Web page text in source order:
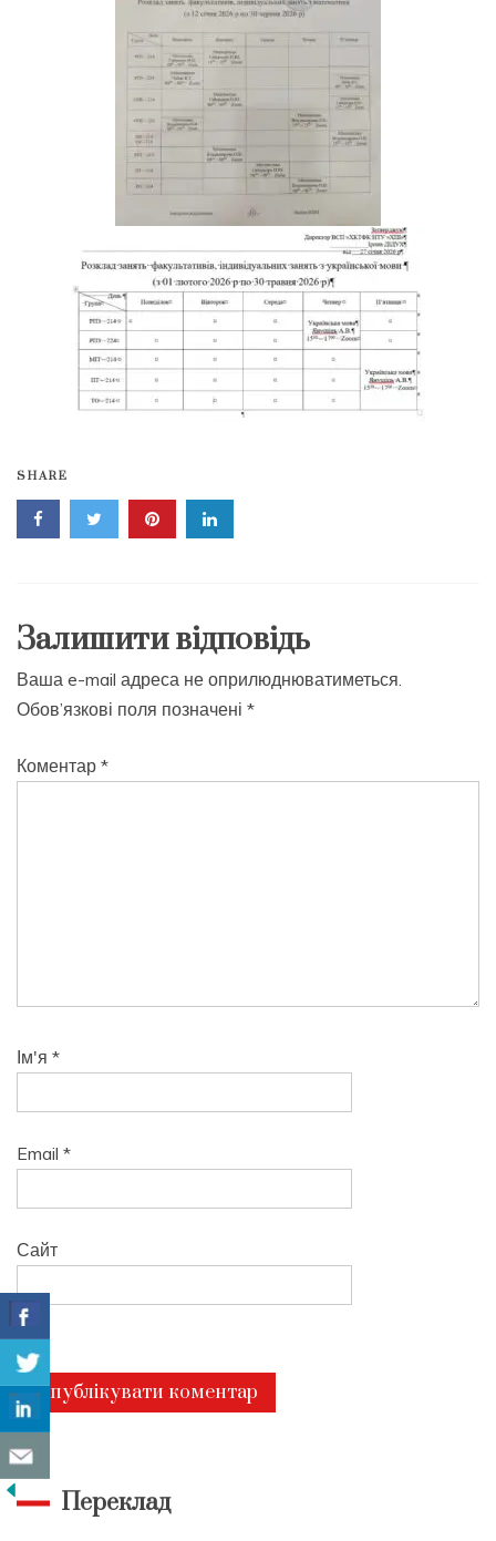
SHARE
Залишити відповідь
Ваша e-mail адреса не оприлюднюватиметься.
Обов’язкові поля позначені *
Коментар *
Ім'я *
Email *
Сайт
Переклад